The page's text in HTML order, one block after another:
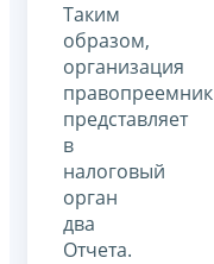
Таким
образом,
организация
правопреемник
представляет
в
налоговый
орган
два
Отчета.